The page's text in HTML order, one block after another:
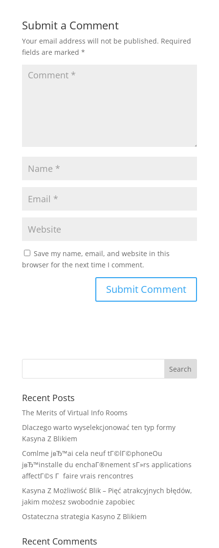
Submit a Comment
Your email address will not be published. Required
fields are marked *
Save my name, email, and website in this
browser for the next time I comment.
Recent Posts
The Merits of Virtual Info Rooms
Dlaczego warto wyselekcjonować ten typ formy
Kasyna Z Blikiem
Comlme jвЂ™ai cela neuf tГ©lГ©phoneOu
jвЂ™installe du enchaГ®nement sГ»rs applications
affectГ©s Г faire vrais rencontres
Kasyna Z Możliwość Blik – Pięć atrakcyjnych błędów,
jakim możesz swobodnie zapobiec
Ostateczna strategia Kasyno Z Blikiem
Recent Comments